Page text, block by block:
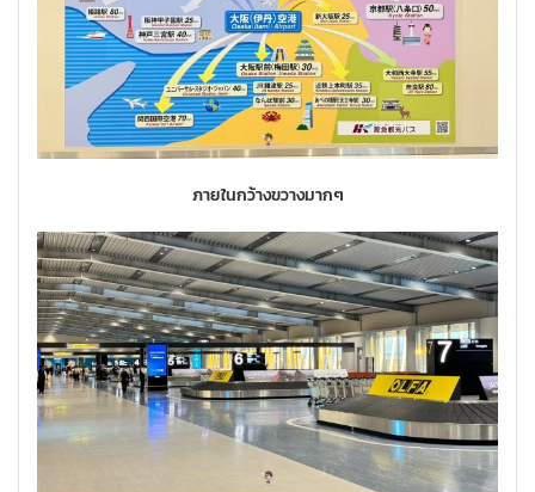
ภายในกว้างขวางมากๆ